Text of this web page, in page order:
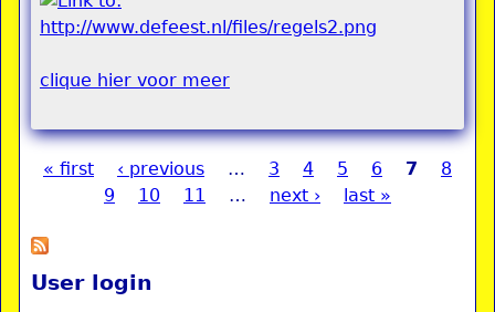
clique hier voor meer
« first ‹ previous … 3 4 5 6 7
8
9
10 11 … next › last »
User login